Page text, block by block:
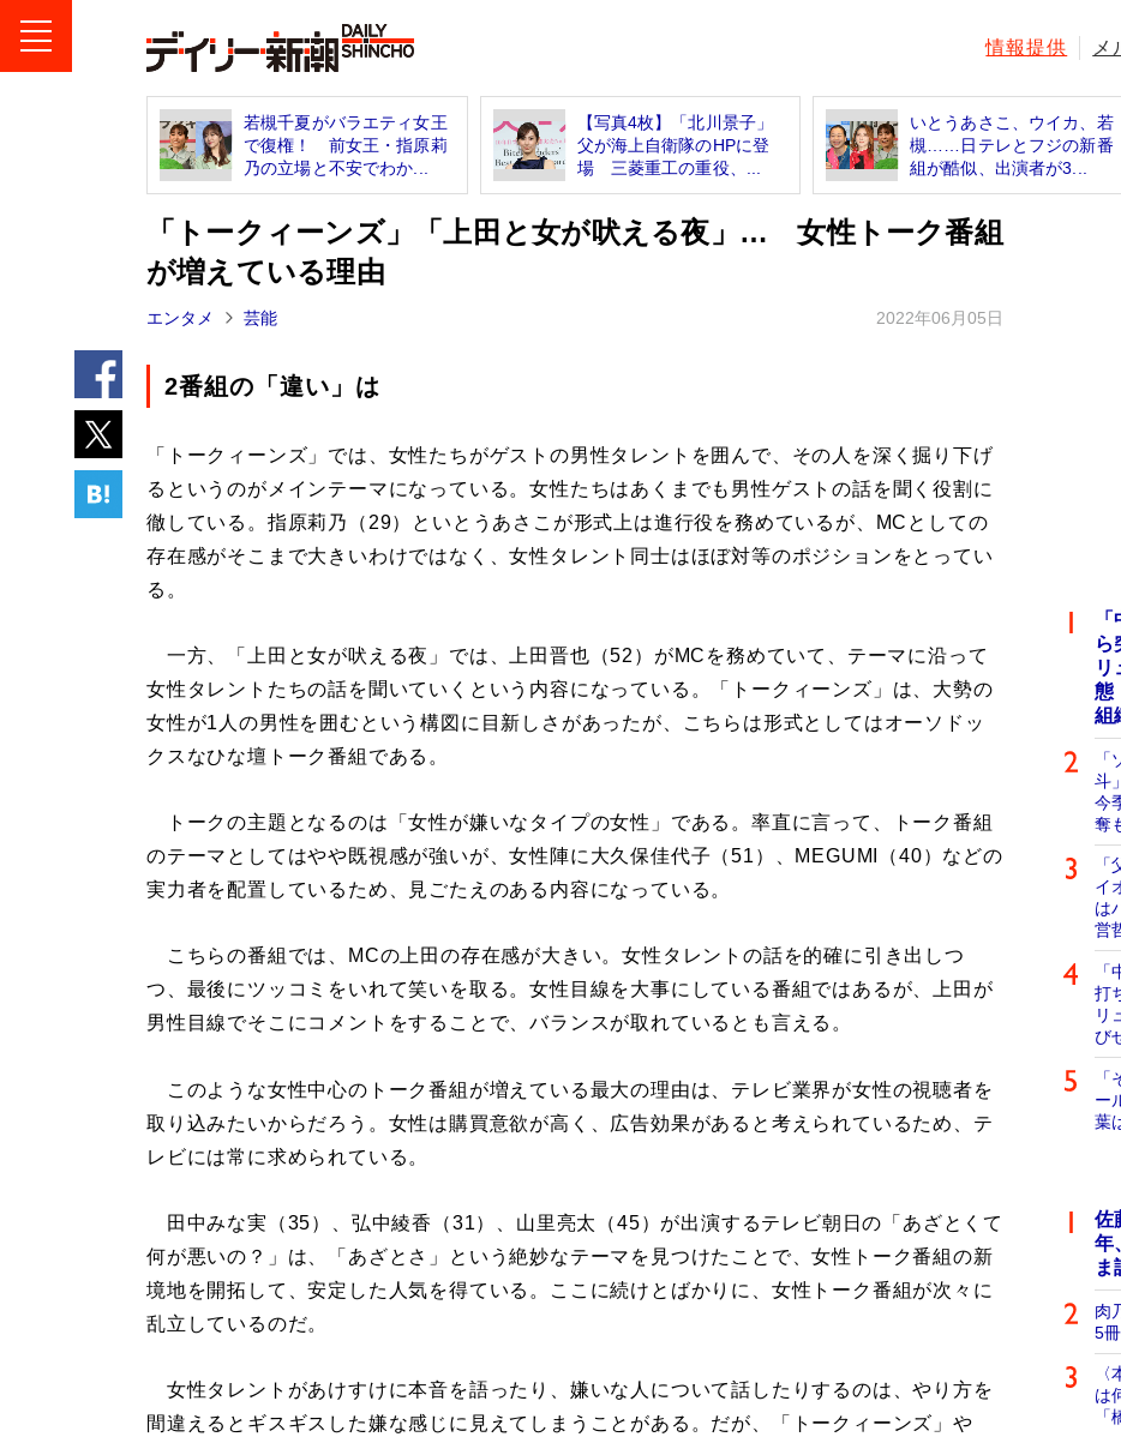
情報提供 メ
若槻千夏がバラエティ女王
で復権！ 前女王・指原莉
乃の立場と不安でわか...
【写真4枚】「北川景子」
父が海上自衛隊のHPに登
場 三菱重工の重役、...
いとうあさこ、ウイカ、若
槻……日テレとフジの新番
組が酷似、出演者が3...
「トークィーンズ」「上田と女が吠える夜」… 女性トーク番組
が増えている理由
エンタメ 芸能 2022年06月05日
2番組の「違い」は
「トークィーンズ」では、女性たちがゲストの男性タレントを囲んで、その人を深く掘り下げ
るというのがメインテーマになっている。女性たちはあくまでも男性ゲストの話を聞く役割に
徹している。指原莉乃（29）といとうあさこが形式上は進行役を務めているが、MCとしての
存在感がそこまで大きいわけではなく、女性タレント同士はほぼ対等のポジションをとってい
る。
一方、「上田と女が吠える夜」では、上田晋也（52）がMCを務めていて、テーマに沿って
女性タレントたちの話を聞いていくという内容になっている。「トークィーンズ」は、大勢の
女性が1人の男性を囲むという構図に目新しさがあったが、こちらは形式としてはオーソドッ
クスなひな壇トーク番組である。
トークの主題となるのは「女性が嫌いなタイプの女性」である。率直に言って、トーク番組
のテーマとしてはやや既視感が強いが、女性陣に大久保佳代子（51）、MEGUMI（40）などの
実力者を配置しているため、見ごたえのある内容になっている。
こちらの番組では、MCの上田の存在感が大きい。女性タレントの話を的確に引き出しつ
つ、最後にツッコミをいれて笑いを取る。女性目線を大事にしている番組ではあるが、上田が
男性目線でそこにコメントをすることで、バランスが取れているとも言える。
このような女性中心のトーク番組が増えている最大の理由は、テレビ業界が女性の視聴者を
取り込みたいからだろう。女性は購買意欲が高く、広告効果があると考えられているため、テ
レビには常に求められている。
田中みな実（35）、弘中綾香（31）、山里亮太（45）が出演するテレビ朝日の「あざとくて
何が悪いの？」は、「あざとさ」という絶妙なテーマを見つけたことで、女性トーク番組の新
境地を開拓して、安定した人気を得ている。ここに続けとばかりに、女性トーク番組が次々に
乱立しているのだ。
女性タレントがあけすけに本音を語ったり、嫌いな人について話したりするのは、やり方を
間違えるとギスギスした嫌な感じに見えてしまうことがある。だが、「トークィーンズ」や
ら
リ
態
組
斗
今
奪
イ
は
営
打
リ
び
ー
葉
佐
年
ま
肉
5冊
は